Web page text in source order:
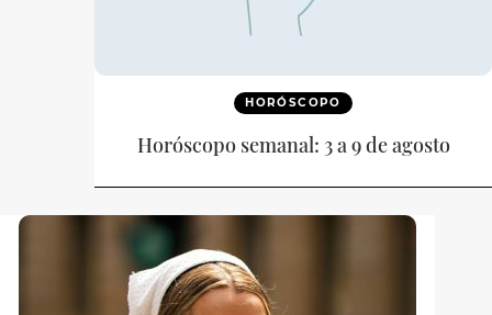
HORÓSCOPO
Horóscopo semanal: 3 a 9 de agosto